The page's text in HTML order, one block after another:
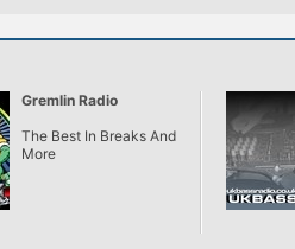
Gremlin Radio
The Best In Breaks And
More